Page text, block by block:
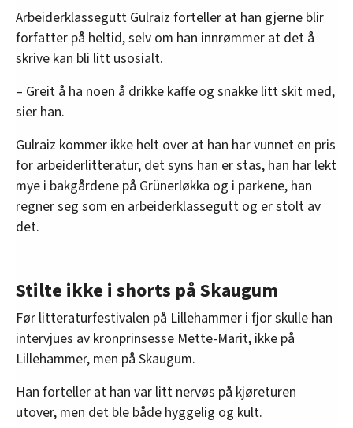
Arbeiderklassegutt Gulraiz forteller at han gjerne blir
forfatter på heltid, selv om han innrømmer at det å
skrive kan bli litt usosialt.
– Greit å ha noen å drikke kaffe og snakke litt skit med,
sier han.
Gulraiz kommer ikke helt over at han har vunnet en pris
for arbeiderlitteratur, det syns han er stas, han har lekt
mye i bakgårdene på Grünerløkka og i parkene, han
regner seg som en arbeiderklassegutt og er stolt av
det.
Stilte ikke i shorts på Skaugum
Før litteraturfestivalen på Lillehammer i fjor skulle han
intervjues av kronprinsesse Mette-Marit, ikke på
Lillehammer, men på Skaugum.
Han forteller at han var litt nervøs på kjøreturen
utover, men det ble både hyggelig og kult.